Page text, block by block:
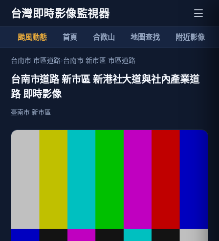
台灣即時影像監視器
颱風動態 首頁 合歡山 地圖查找 附近影像
台南市 市區道路›台南市 新市區 市區道路
台南市道路 新市區 新港社大道與社內產業道
路 即時影像
臺南市 新市區